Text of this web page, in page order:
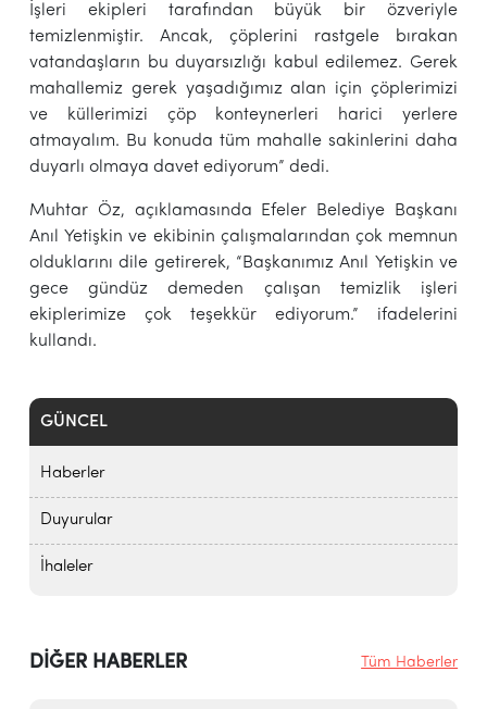
GÜNCEL
Haberler
Duyurular
İhaleler
İşleri ekipleri tarafından büyük bir özveriyle
temizlenmiştir. Ancak, çöplerini rastgele bırakan
vatandaşların bu duyarsızlığı kabul edilemez. Gerek
mahallemiz gerek yaşadığımız alan için çöplerimizi
ve küllerimizi çöp konteynerleri harici yerlere
atmayalım. Bu konuda tüm mahalle sakinlerini daha
duyarlı olmaya davet ediyorum” dedi.
Muhtar Öz, açıklamasında Efeler Belediye Başkanı
Anıl Yetişkin ve ekibinin çalışmalarından çok memnun
olduklarını dile getirerek, “Başkanımız Anıl Yetişkin ve
gece gündüz demeden çalışan temizlik işleri
ekiplerimize çok teşekkür ediyorum.” ifadelerini
kullandı.
DİĞER HABERLER Tüm Haberler